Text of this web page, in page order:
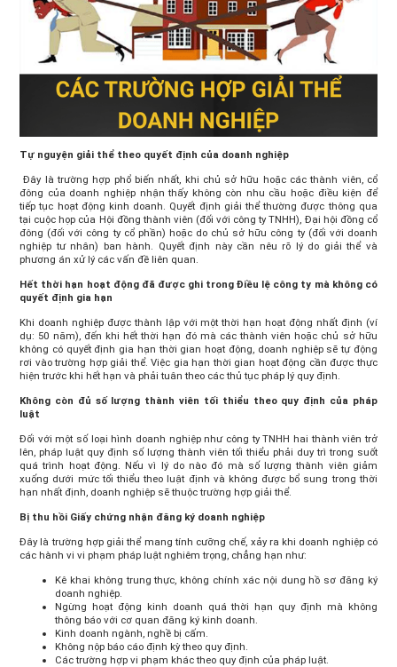
Tự nguyện giải thể theo quyết định của doanh nghiệp
Đây là trường hợp phổ biến nhất, khi chủ sở hữu hoặc các thành viên, cổ
đông của doanh nghiệp nhận thấy không còn nhu cầu hoặc điều kiện để
tiếp tục hoạt động kinh doanh. Quyết định giải thể thường được thông qua
tại cuộc họp của Hội đồng thành viên (đối với công ty TNHH), Đại hội đồng cổ
đông (đối với công ty cổ phần) hoặc do chủ sở hữu công ty (đối với doanh
nghiệp tư nhân) ban hành. Quyết định này cần nêu rõ lý do giải thể và
phương án xử lý các vấn đề liên quan.
Hết thời hạn hoạt động đã được ghi trong Điều lệ công ty mà không có
quyết định gia hạn
Khi doanh nghiệp được thành lập với một thời hạn hoạt động nhất định (ví
dụ: 50 năm), đến khi hết thời hạn đó mà các thành viên hoặc chủ sở hữu
không có quyết định gia hạn thời gian hoạt động, doanh nghiệp sẽ tự động
rơi vào trường hợp giải thể. Việc gia hạn thời gian hoạt động cần được thực
hiện trước khi hết hạn và phải tuân theo các thủ tục pháp lý quy định.
Không còn đủ số lượng thành viên tối thiểu theo quy định của pháp
luật
Đối với một số loại hình doanh nghiệp như công ty TNHH hai thành viên trở
lên, pháp luật quy định số lượng thành viên tối thiểu phải duy trì trong suốt
quá trình hoạt động. Nếu vì lý do nào đó mà số lượng thành viên giảm
xuống dưới mức tối thiểu theo luật định và không được bổ sung trong thời
hạn nhất định, doanh nghiệp sẽ thuộc trường hợp giải thể.
Bị thu hồi Giấy chứng nhận đăng ký doanh nghiệp
Đây là trường hợp giải thể mang tính cưỡng chế, xảy ra khi doanh nghiệp có
các hành vi vi phạm pháp luật nghiêm trọng, chẳng hạn như:
Kê khai không trung thực, không chính xác nội dung hồ sơ đăng ký
doanh nghiệp.
Ngừng hoạt động kinh doanh quá thời hạn quy định mà không
thông báo với cơ quan đăng ký kinh doanh.
Kinh doanh ngành, nghề bị cấm.
Không nộp báo cáo định kỳ theo quy định.
Các trường hợp vi phạm khác theo quy định của pháp luật.